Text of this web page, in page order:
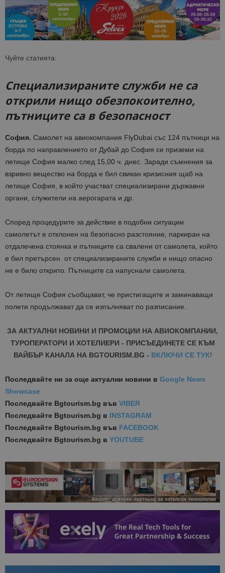
Чуйте статията:
Специализираните служби не са
открили нищо обезпокоително,
пътниците са в безопасност
София. Самолет на авиокомпания FlyDubai със 124 пътници на
борда по направлението от Дубай до София се приземи на
летище София малко след 15,00 ч. днес. Заради съмнения за
взривно вещество на борда е бил свикан кризисния щаб на
летище София, в който участват специализирани държавни
органи, служители на аерогарата и др.
Според процедурите за действие в подобни ситуации
самолетът е отклонен на безопасно разстояние, паркиран на
отдалечена стоянка и пътниците са свалени от самолета, който
e бил претърсен от специализираните служби и нищо опасно
не е било открито. Пътниците са напуснали самолета.
От летище София съобщават, че пристигащите и заминаващи
полети продължават да се изпълняват по разписание.
ЗА АКТУАЛНИ НОВИНИ И ПРОМОЦИИ НА АВИОКОМПАНИИ,
ТУРОПЕРАТОРИ И ХОТЕЛИЕРИ - ПРИСЪЕДИНЕТЕ СЕ КЪМ
ВАЙБЪР КАНАЛА НА BGTOURISM.BG - ВКЛЮЧИ СЕ ТУК!
Последвайте ни за още актуални новини в Google News
Showcase
Последвайте Bgtourism.bg във VIBER
Последвайте Bgtourism.bg в INSTAGRAM
Последвайте Bgtourism.bg във FACEBOOK
Последвайте Bgtourism.bg в YOUTUBE